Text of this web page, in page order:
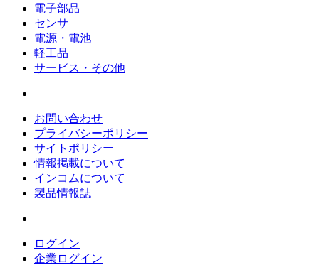
電子部品
センサ
電源・電池
軽工品
サービス・その他
お問い合わせ
プライバシーポリシー
サイトポリシー
情報掲載について
インコムについて
製品情報誌
ログイン
企業ログイン